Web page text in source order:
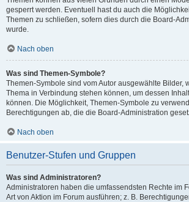
gesperrt werden. Eventuell hast du auch die
Themen zu schließen, sofern dies durch die Board-
wurde.
Nach oben
Was sind Themen-Symbole?
Themen-Symbole sind vom Autor ausgewählte Bilder,
Thema in Verbindung stehen können, um dessen
können. Die Möglichkeit, Themen-Symbole zu
Berechtigungen ab, die die Board-Administration
Nach oben
Benutzer-Stufen und Gruppen
Was sind Administratoren?
Administratoren haben die umfassendsten Rechte im
Art von Aktion im Forum ausführen; z. B.